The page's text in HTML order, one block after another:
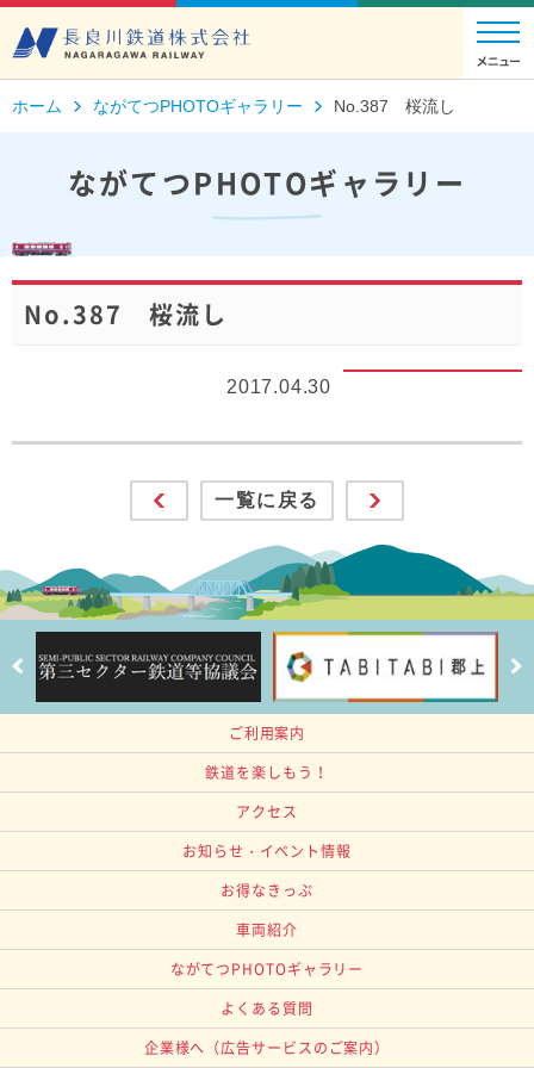
ホーム ながてつPHOTOギャラリー No.387 桜流し
ながてつPHOTOギャラリー
No.387 桜流し
2017.04.30
一覧に戻る
ご利用案内
鉄道を楽しもう！
アクセス
お知らせ・イベント情報
お得なきっぷ
車両紹介
ながてつPHOTOギャラリー
よくある質問
企業様へ （広告サービスのご案内）